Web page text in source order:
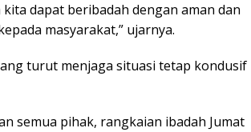
dapat beribadah dengan aman dan
masyarakat,” ujarnya.
turut menjaga situasi tetap kondusif
semua pihak, rangkaian ibadah Jumat